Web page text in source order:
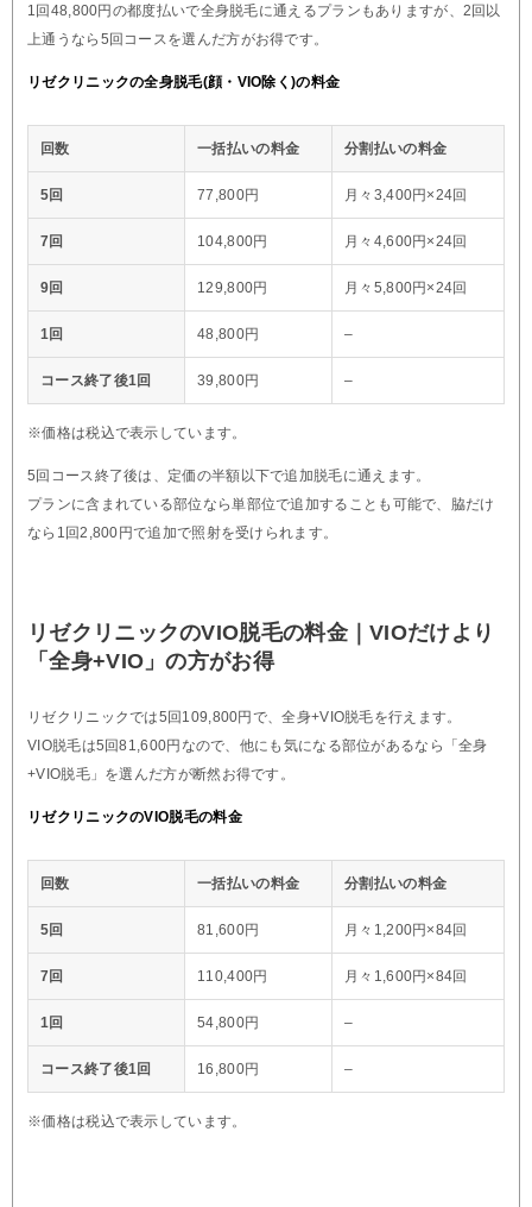
1回48,800円の都度払いで全身脱毛に通えるプランもありますが、2回以
上通うなら5回コースを選んだ方がお得です。
リゼクリニックの全身脱毛(顔・VIO除く)の料金
回数 一括払いの料金 分割払いの料金
5回 77,800円 月々3,400円×24回
7回 104,800円 月々4,600円×24回
9回 129,800円 月々5,800円×24回
1回 48,800円 –
コース終了後1回 39,800円 –
※価格は税込で表示しています。
5回コース終了後は、定価の半額以下で追加脱毛に通えます。
プランに含まれている部位なら単部位で追加することも可能で、脇だけ
なら1回2,800円で追加で照射を受けられます。
リゼクリニックのVIO脱毛の料金｜VIOだけより
「全身+VIO」の方がお得
リゼクリニックでは5回109,800円で、全身+VIO脱毛を行えます。
VIO脱毛は5回81,600円なので、他にも気になる部位があるなら「全身
+VIO脱毛」を選んだ方が断然お得です。
リゼクリニックのVIO脱毛の料金
回数 一括払いの料金 分割払いの料金
5回 81,600円 月々1,200円×84回
7回 110,400円 月々1,600円×84回
1回 54,800円 –
コース終了後1回 16,800円 –
※価格は税込で表示しています。